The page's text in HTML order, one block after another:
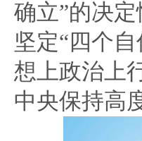
确立”的决
坚定“四个
想上政治上
中央保持高